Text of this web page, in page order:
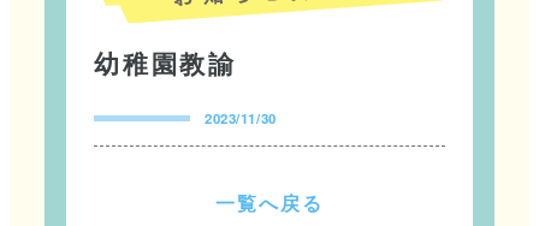
幼稚園教諭
2023/11/30
一覧へ戻る